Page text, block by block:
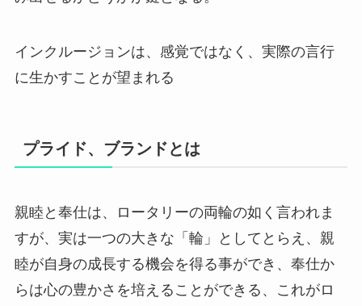
インクルージョンは、感覚ではなく、実際の言行
に生かすことが望まれる
プライド、ブランドとは
親睦と奉仕は、ロータリーの両輪の如く言われま
すが、実は一つの大きな「輪」としてとらえ、親
睦が自身の成長する機会を得る事ができ、奉仕か
らは心の豊かさを培えることができる、これがロ